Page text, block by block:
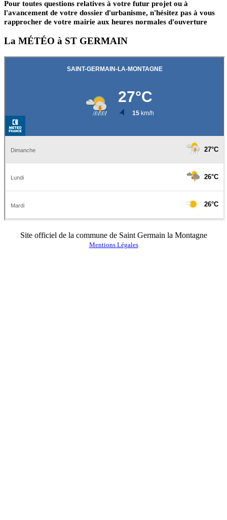
Pour toutes questions relatives à votre futur projet ou à
l'avancement de votre dossier d'urbanisme, n'hésitez pas à vous
rapprocher de votre mairie aux heures normales d'ouverture
La MÉTÉO à ST GERMAIN
Site officiel de la commune de Saint Germain la Montagne
Mentions Légales